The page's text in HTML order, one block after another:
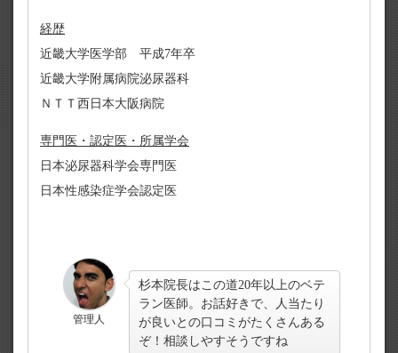
経歴
近畿大学医学部 平成7年卒
近畿大学附属病院泌尿器科
ＮＴＴ西日本大阪病院
専門医・認定医・所属学会
日本泌尿器科学会専門医
日本性感染症学会認定医
管理人
杉本院長はこの道20年以上のベテ
ラン医師。お話好きで、人当たり
が良いとの口コミがたくさんある
ぞ！相談しやすそうですね